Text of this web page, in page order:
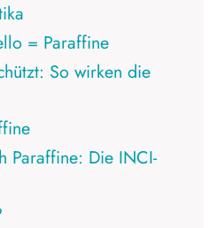
= Paraffine
So wirken die
Paraffine: Die INCI-